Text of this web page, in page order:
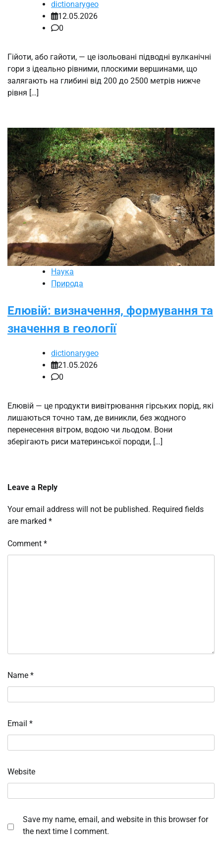
dictionarygeo
12.05.2026
0
Гійоти, або гайоти, — це ізольовані підводні вулканічні
гори з ідеально рівними, плоскими вершинами, що
залягають на глибині від 200 до 2500 метрів нижче
рівня […]
Наука
Природа
Елювій: визначення, формування та
значення в геології
dictionarygeo
21.05.2026
0
Елювій — це продукти вивітрювання гірських порід, які
лишаються точно там, де виникли, без жодного
перенесення вітром, водою чи льодом. Вони
зберігають риси материнської породи, […]
Leave a Reply
Your email address will not be published. Required fields
are marked *
Comment *
Name *
Email *
Website
Save my name, email, and website in this browser for
the next time I comment.